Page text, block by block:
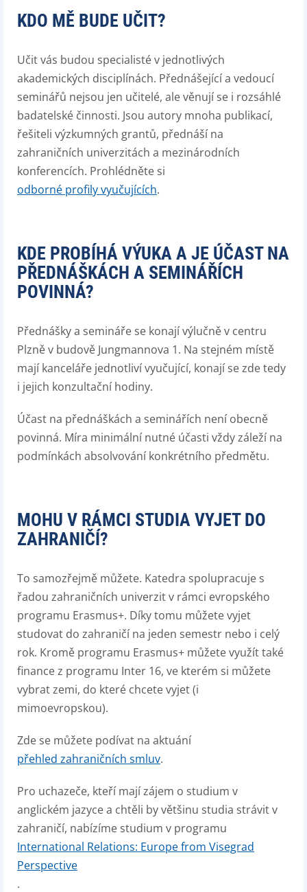
KDO MĚ BUDE UČIT?
Učit vás budou specialisté v jednotlivých
akademických disciplínách. Přednášející a vedoucí
seminářů nejsou jen učitelé, ale věnují se i rozsáhlé
badatelské činnosti. Jsou autory mnoha publikací,
řešiteli výzkumných grantů, přednáší na
zahraničních univerzitách a mezinárodních
konferencích. Prohlédněte si
odborné profily vyučujících.
KDE PROBÍHÁ VÝUKA A JE ÚČAST NA
PŘEDNÁŠKÁCH A SEMINÁŘÍCH
POVINNÁ?
Přednášky a semináře se konají výlučně v centru
Plzně v budově Jungmannova 1. Na stejném místě
mají kanceláře jednotliví vyučující, konají se zde tedy
i jejich konzultační hodiny.
Účast na přednáškách a seminářích není obecně
povinná. Míra minimální nutné účasti vždy záleží na
podmínkách absolvování konkrétního předmětu.
MOHU V RÁMCI STUDIA VYJET DO
ZAHRANIČÍ?
To samozřejmě můžete. Katedra spolupracuje s
řadou zahraničních univerzit v rámci evropského
programu Erasmus+. Díky tomu můžete vyjet
studovat do zahraničí na jeden semestr nebo i celý
rok. Kromě programu Erasmus+ můžete využít také
finance z programu Inter 16, ve kterém si můžete
vybrat zemi, do které chcete vyjet (i
mimoevropskou).
Zde se můžete podívat na aktuání
přehled zahraničních smluv.
Pro uchazeče, kteří mají zájem o studium v
anglickém jazyce a chtěli by většinu studia strávit v
zahraničí, nabízíme studium v programu
International Relations: Europe from Visegrad
Perspective
.